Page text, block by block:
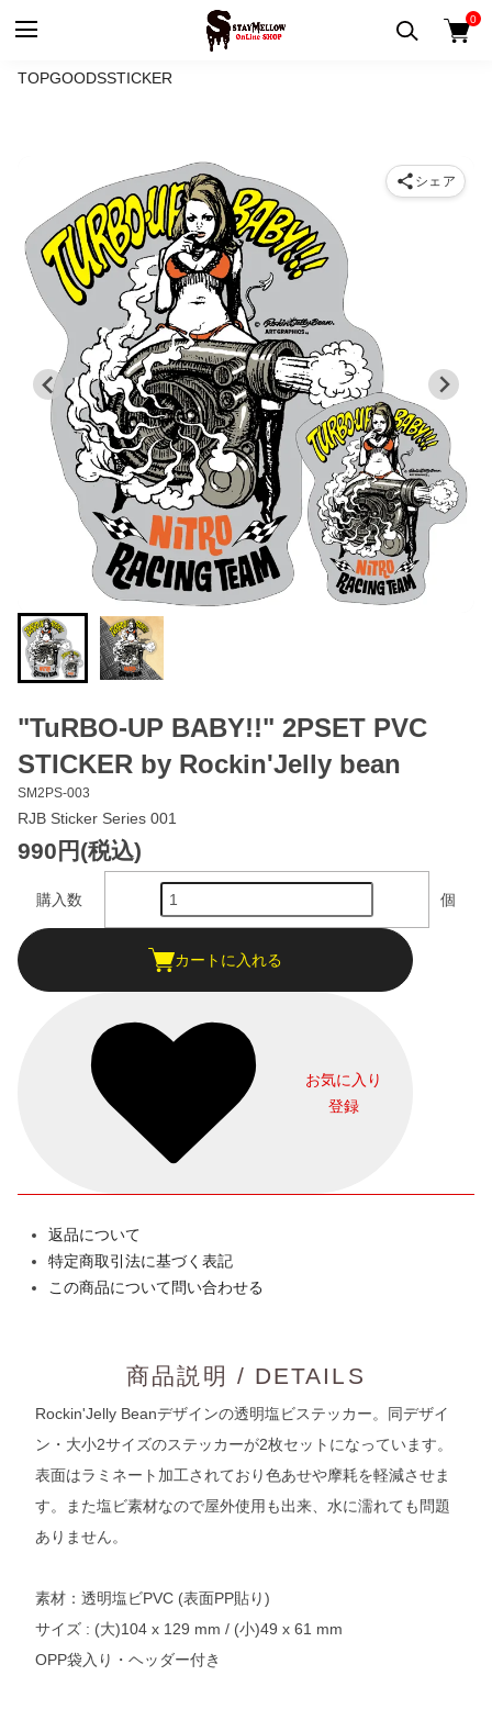
0
TOPGOODSSTICKER
"TuRBO-UP BABY!!" 2PSET PVC
STICKER by Rockin'Jelly bean
SM2PS-003
RJB Sticker Series 001
990円(税込)
購入数 個
カートに入れる
お気に入り
登録
返品について
特定商取引法に基づく表記
この商品について問い合わせる
シェア
商品説明 / DETAILS
Rockin'Jelly Beanデザインの透明塩ビステッカー。同デザイ
ン・大小2サイズのステッカーが2枚セットになっています。
表面はラミネート加工されており色あせや摩耗を軽減させま
す。また塩ビ素材なので屋外使用も出来、水に濡れても問題
ありません。
素材：透明塩ビPVC (表面PP貼り)
サイズ : (大)104 x 129 mm / (小)49 x 61 mm
OPP袋入り・ヘッダー付き